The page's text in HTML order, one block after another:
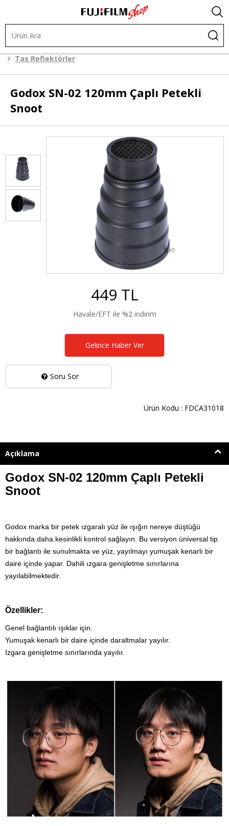
Tas Reflektörler
Godox SN-02 120mm Çaplı Petekli
Snoot
Soru Sor
449 TL
Havale/EFT ile %2 indirim
Ürün Kodu : FDCA31018
Gelince Haber Ver
Açıklama
Godox SN-02 120mm Çaplı Petekli
Snoot
Godox marka bir petek ızgaralı yüz ile ışığın nereye düştüğü
hakkında daha kesinlikli kontrol sağlayın. Bu versiyon üniversal tip
bir bağlantı ile sunulmakta ve yüz, yayılmayı yumuşak kenarlı bir
daire içinde yapar. Dahili ızgara genişletme sınırlarına
yayılabilmektedir.
Özellikler:
Genel bağlantılı ışıklar için.
Yumuşak kenarlı bir daire içinde daraltmalar yayılır.
Izgara genişletme sınırlarında yayılır.